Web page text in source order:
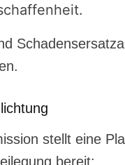
stellt eine
bereit: